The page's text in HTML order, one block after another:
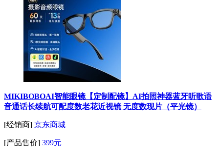
MIKIBOBOAI智能眼镜【定制配镜】AI拍照神器蓝牙听歌语
音通话长续航可配度数老花近视镜 无度数现片（平光镜）
[经销商] 京东商城
[产品售价] 399元